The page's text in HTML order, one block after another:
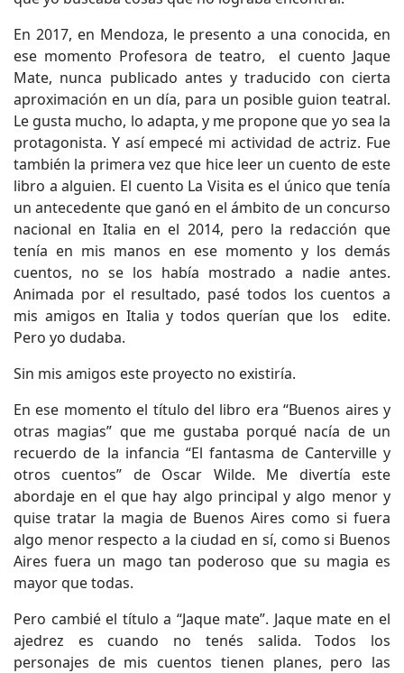
En 2017, en Mendoza, le presento a una conocida, en
ese momento Profesora de teatro, el cuento Jaque
Mate, nunca publicado antes y traducido con cierta
aproximación en un día, para un posible guion teatral.
Le gusta mucho, lo adapta, y me propone que yo sea la
protagonista. Y así empecé mi actividad de actriz. Fue
también la primera vez que hice leer un cuento de este
libro a alguien. El cuento La Visita es el único que tenía
un antecedente que ganó en el ámbito de un concurso
nacional en Italia en el 2014, pero la redacción que
tenía en mis manos en ese momento y los demás
cuentos, no se los había mostrado a nadie antes.
Animada por el resultado, pasé todos los cuentos a
mis amigos en Italia y todos querían que los edite.
Pero yo dudaba.
Sin mis amigos este proyecto no existiría.
En ese momento el título del libro era “Buenos aires y
otras magias” que me gustaba porqué nacía de un
recuerdo de la infancia “El fantasma de Canterville y
otros cuentos” de Oscar Wilde. Me divertía este
abordaje en el que hay algo principal y algo menor y
quise tratar la magia de Buenos Aires como si fuera
algo menor respecto a la ciudad en sí, como si Buenos
Aires fuera un mago tan poderoso que su magia es
mayor que todas.
Pero cambié el título a “Jaque mate”. Jaque mate en el
ajedrez es cuando no tenés salida. Todos los
personajes de mis cuentos tienen planes, pero las